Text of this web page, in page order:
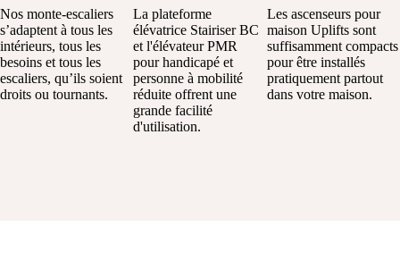
Nos monte-escaliers
s’adaptent à tous les
intérieurs, tous les
besoins et tous les
escaliers, qu’ils soient
droits ou tournants.
La plateforme
élévatrice Stairiser BC
et l'élévateur PMR
pour handicapé et
personne à mobilité
réduite offrent une
grande facilité
d'utilisation.
Les ascenseurs pour
maison Uplifts sont
suffisamment compacts
pour être installés
pratiquement partout
dans votre maison.